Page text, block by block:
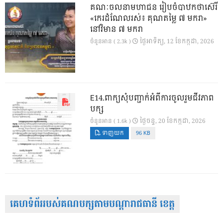
គណៈចលនាមហាជន រៀបចំបាឋកថាស៊េរី
«កេរដំណែលរស់៖ គុណតម្លៃ ៧ មករា»
នៅវិមាន ៧ មករា
ចំនួនអាន ( 2.3k ) ថ្ងៃ​អាទិត្យ, 12 ខែ​កក្កដា, 2026
E14.ពាក្យសុំបញ្ជាក់អំពីការចូលរួមជីវភាព
បក្ស
ចំនួនអាន ( 1.6k ) ថ្ងៃ​ចន្ទ, 20 ខែ​កក្កដា, 2026
ទាញយក 96 KB
គេហទំព័ររបស់គណបក្សតាមបណ្តារាជធានី ខេត្ត